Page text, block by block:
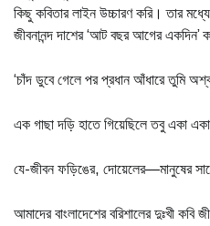
কিছু কবিতার লাইন উচ্চারণ করি। তার
জীবনানন্দ দাশের ‘আট বছর আগের
‘চাঁদ ডুবে গেলে পর প্রধান আঁধারে তুমি
এক গাছা দড়ি হাতে গিয়েছিলে তবু একা
যে-জীবন ফড়িঙের, দোয়েলের—মানুষের
আমাদের বাংলাদেশের বরিশালের দুঃখী কবি